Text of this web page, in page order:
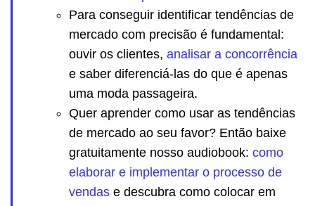
Para conseguir identificar tendências de
mercado com precisão é fundamental:
ouvir os clientes, analisar a concorrência
e saber diferenciá-las do que é apenas
uma moda passageira.
Quer aprender como usar as tendências
de mercado ao seu favor? Então baixe
gratuitamente nosso audiobook: como
elaborar e implementar o processo de
vendas e descubra como colocar em